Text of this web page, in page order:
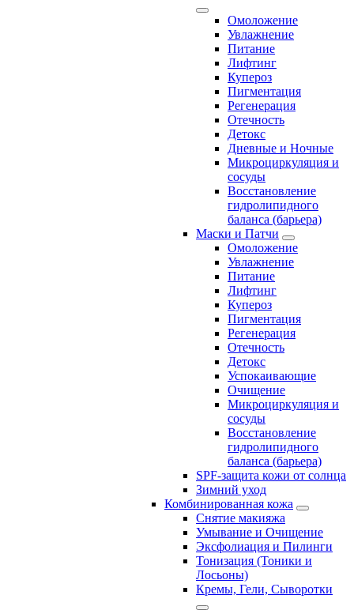
Омоложение
Увлажнение
Питание
Лифтинг
Купероз
Пигментация
Регенерация
Отечность
Детокс
Дневные и Ночные
Микроциркуляция и
сосуды
Восстановление
гидролипидного
баланса (барьера)
Маски и Патчи
Омоложение
Увлажнение
Питание
Лифтинг
Купероз
Пигментация
Регенерация
Отечность
Детокс
Успокаивающие
Очищение
Микроциркуляция и
сосуды
Восстановление
гидролипидного
баланса (барьера)
SPF-защита кожи от солнца
Зимний уход
Комбинированная кожа
Снятие макияжа
Умывание и Очищение
Эксфолиация и Пилинги
Тонизация (Тоники и
Лосьоны)
Кремы, Гели, Сыворотки